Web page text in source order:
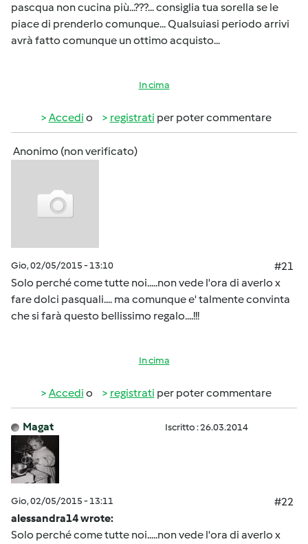
pascqua non cucina più...???... consiglia tua sorella se le
piace di prenderlo comunque... Qualsuiasi periodo arrivi
avrà fatto comunque un ottimo acquisto...
In cima
Accedi o registrati per poter commentare
Anonimo (non verificato)
Gio, 02/05/2015 - 13:10
#21
Solo perché come tutte noi.....non vede l'ora di averlo x
fare dolci pasquali.... ma comunque e' talmente convinta
che si farà questo bellissimo regalo....!!!
In cima
Accedi o registrati per poter commentare
Magat Iscritto : 26.03.2014
Gio, 02/05/2015 - 13:11
#22
alessandra14 wrote:
Solo perché come tutte noi.....non vede l'ora di averlo x